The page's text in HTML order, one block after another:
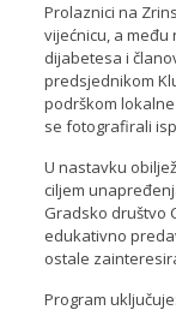
Prolaznici na
vijećnicu, a
dijabetesa i
predsjednikom
podrškom
se fotografirali
U nastavku
ciljem
Gradsko društvo
edukativno
ostale
Program uključuje: